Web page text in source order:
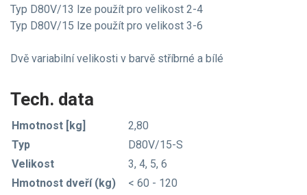
Typ D80V/13 lze použít pro velikost 2-4
Typ D80V/15 lze použít pro velikost 3-6
Dvě variabilní velikosti v barvě stříbrné a bílé
Tech. data
Hmotnost [kg]
2,80
Typ
D80V/15-S
Velikost
3, 4, 5, 6
Hmotnost dveří (kg)
< 60 - 120